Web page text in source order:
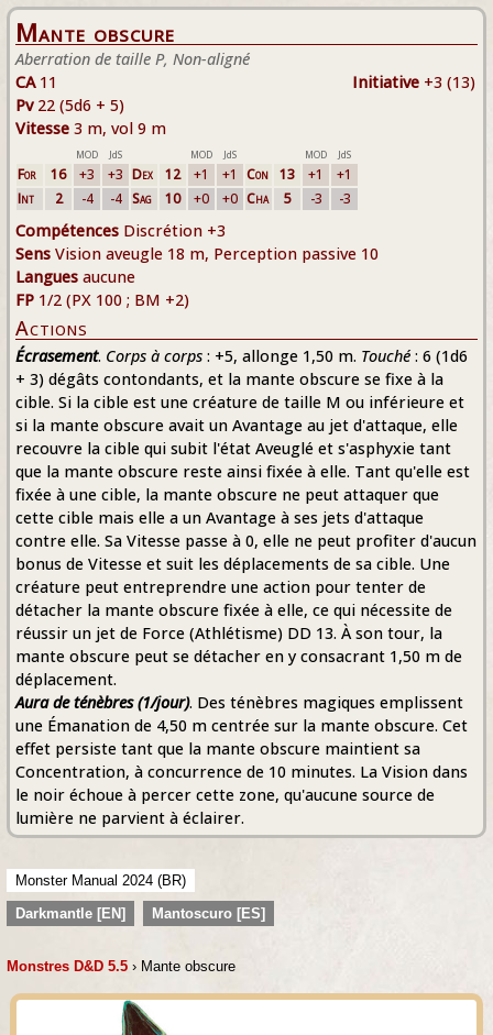
Mante obscure
Aberration de taille P, Non-aligné
Initiative +3 (13)
CA11
Pv22 (5d6 + 5)
Vitesse 3 m, vol 9 m
MOD JdS MOD JdS MOD JdS
For 16 +3 +3 Dex 12 +1 +1 Con 13 +1
+1
Int
2 -4 -4 Sag 10 +0 +0 Cha 5 -3 -3
Compétences Discrétion +3
Sens Vision aveugle 18 m, Perception passive 10
Langues aucune
FP 1/2 (PX 100 ; BM +2)
Actions
Écrasement. Corps à corps : +5, allonge 1,50 m. Touché : 6 (1d6
+ 3) dégâts contondants, et la mante obscure se fixe à la
cible. Si la cible est une créature de taille M ou inférieure et
si la mante obscure avait un Avantage au jet d'attaque, elle
recouvre la cible qui subit l'état Aveuglé et s'asphyxie tant
que la mante obscure reste ainsi fixée à elle. Tant qu'elle est
fixée à une cible, la mante obscure ne peut attaquer que
cette cible mais elle a un Avantage à ses jets d'attaque
contre elle. Sa Vitesse passe à 0, elle ne peut profiter d'aucun
bonus de Vitesse et suit les déplacements de sa cible. Une
créature peut entreprendre une action pour tenter de
détacher la mante obscure fixée à elle, ce qui nécessite de
réussir un jet de Force (Athlétisme) DD 13. À son tour, la
mante obscure peut se détacher en y consacrant 1,50 m de
déplacement.
Aura de ténèbres (1/jour). Des ténèbres magiques emplissent
une Émanation de 4,50 m centrée sur la mante obscure. Cet
effet persiste tant que la mante obscure maintient sa
Concentration, à concurrence de 10 minutes. La Vision dans
le noir échoue à percer cette zone, qu'aucune source de
lumière ne parvient à éclairer.
Monster Manual 2024 (BR)
Darkmantle [EN]
Mantoscuro [ES]
Monstres D&D 5.5 › Mante obscure